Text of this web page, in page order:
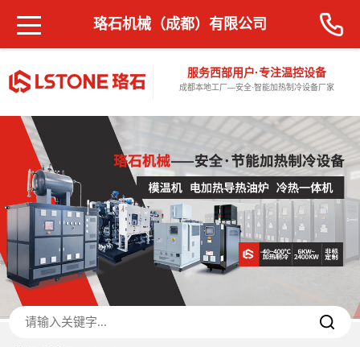
服务西部用户·专注温控设备
成都本地工厂—安全·智能加热制冷设备厂家
珞石机械（成都）有限公司